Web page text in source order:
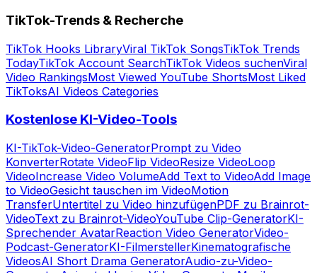
TikTok-Trends & Recherche
TikTok Hooks LibraryViral TikTok SongsTikTok Trends
TodayTikTok Account SearchTikTok Videos suchenViral
Video RankingsMost Viewed YouTube ShortsMost Liked
TikToksAI Videos Categories
Kostenlose KI-Video-Tools
KI-TikTok-Video-GeneratorPrompt zu Video
KonverterRotate VideoFlip VideoResize VideoLoop
VideoIncrease Video VolumeAdd Text to VideoAdd Image
to VideoGesicht tauschen im VideoMotion
TransferUntertitel zu Video hinzufügenPDF zu Brainrot-
VideoText zu Brainrot-VideoYouTube Clip-GeneratorKI-
Sprechender AvatarReaction Video GeneratorVideo-
Podcast-GeneratorKI-FilmerstellerKinematografische
VideosAI Short Drama GeneratorAudio-zu-Video-